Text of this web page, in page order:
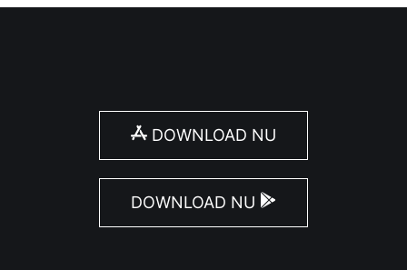
DOWNLOAD NU
DOWNLOAD NU